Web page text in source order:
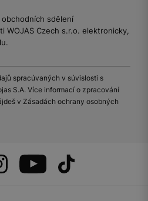
obchodních sdělení
WOJAS Czech s.r.o. elektronicky,
spracúvaných v súvislosti s
S.A. Více informací o zpracování
v Zásadách ochrany osobných